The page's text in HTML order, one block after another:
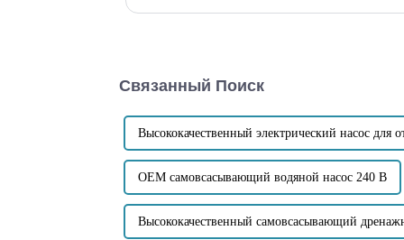
Связанный Поиск
Высококачественный электрический насос для
OEM самовсасывающий водяной насос 240 В
Высококачественный самовсасывающий